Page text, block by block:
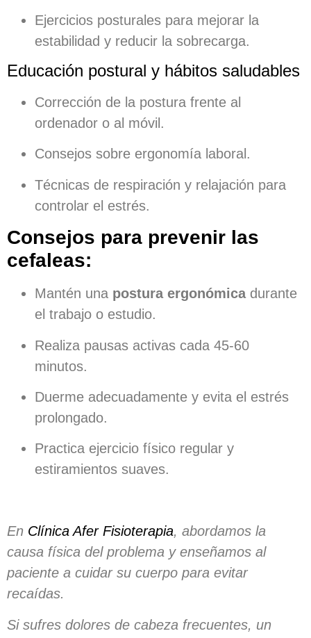
Ejercicios posturales para mejorar la
estabilidad y reducir la sobrecarga.
Educación postural y hábitos saludables
Corrección de la postura frente al
ordenador o al móvil.
Consejos sobre ergonomía laboral.
Técnicas de respiración y relajación para
controlar el estrés.
Consejos para prevenir las
cefaleas:
Mantén una postura ergonómicadurante
el trabajo o estudio.
Realiza pausas activas cada 45-60
minutos.
Duerme adecuadamente y evita el estrés
prolongado.
Practica ejercicio físico regular y
estiramientos suaves.
En Clínica Afer Fisioterapia, abordamos la
causa física del problema y enseñamos al
paciente a cuidar su cuerpo para evitar
recaídas.
Si sufres dolores de cabeza frecuentes, un